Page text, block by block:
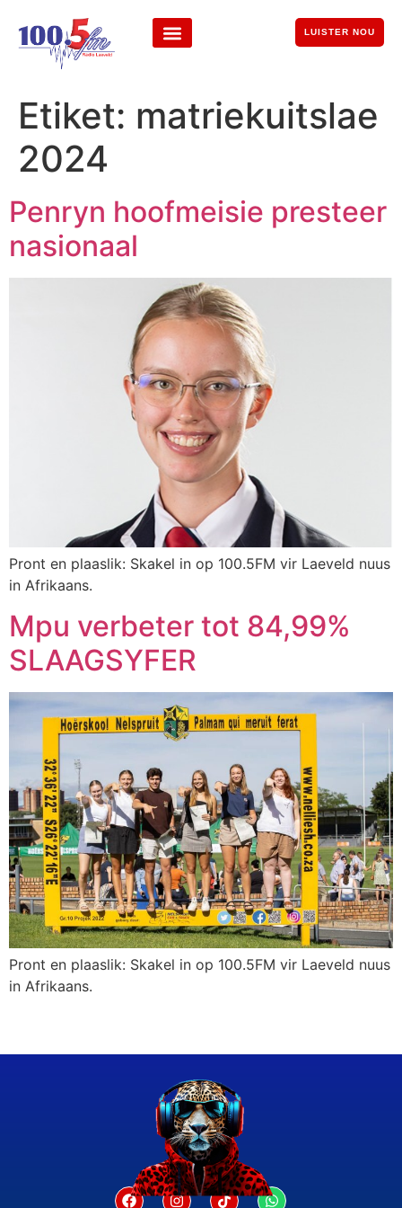
LUISTER NOU
Etiket: matriekuitslae
2024
Penryn hoofmeisie presteer
nasionaal
Pront en plaaslik: Skakel in op 100.5FM vir Laeveld nuus
in Afrikaans.
Mpu verbeter tot 84,99%
SLAAGSYFER
Pront en plaaslik: Skakel in op 100.5FM vir Laeveld nuus
in Afrikaans.